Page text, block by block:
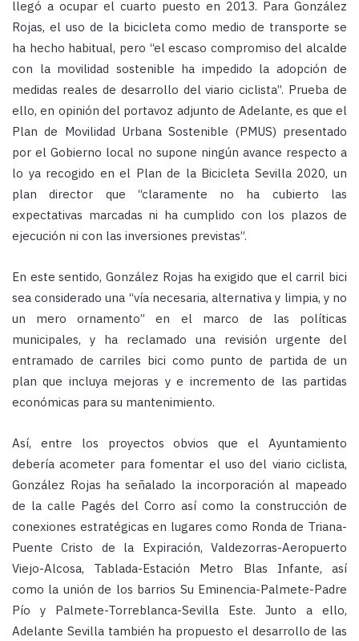
llegó a ocupar el cuarto puesto en 2013. Para González
Rojas, el uso de la bicicleta como medio de transporte se
ha hecho habitual, pero “el escaso compromiso del alcalde
con la movilidad sostenible ha impedido la adopción de
medidas reales de desarrollo del viario ciclista”. Prueba de
ello, en opinión del portavoz adjunto de Adelante, es que el
Plan de Movilidad Urbana Sostenible (PMUS) presentado
por el Gobierno local no supone ningún avance respecto a
lo ya recogido en el Plan de la Bicicleta Sevilla 2020, un
plan director que “claramente no ha cubierto las
expectativas marcadas ni ha cumplido con los plazos de
ejecución ni con las inversiones previstas”.
En este sentido, González Rojas ha exigido que el carril bici
sea considerado una “vía necesaria, alternativa y limpia, y no
un mero ornamento” en el marco de las políticas
municipales, y ha reclamado una revisión urgente del
entramado de carriles bici como punto de partida de un
plan que incluya mejoras y e incremento de las partidas
económicas para su mantenimiento.
Así, entre los proyectos obvios que el Ayuntamiento
debería acometer para fomentar el uso del viario ciclista,
González Rojas ha señalado la incorporación al mapeado
de la calle Pagés del Corro así como la construcción de
conexiones estratégicas en lugares como Ronda de Triana-
Puente Cristo de la Expiración, Valdezorras-Aeropuerto
Viejo-Alcosa, Tablada-Estación Metro Blas Infante, así
como la unión de los barrios Su Eminencia-Palmete-Padre
Pío y Palmete-Torreblanca-Sevilla Este. Junto a ello,
Adelante Sevilla también ha propuesto el desarrollo de las